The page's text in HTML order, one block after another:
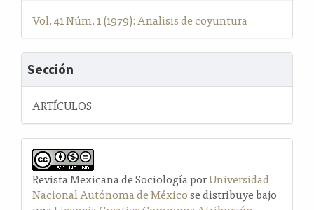
Vol. 41 Núm. 1 (1979): Analisis de coyuntura
Sección
ARTÍCULOS
Revista Mexicana de Sociología porUniversidad
Nacional Autónoma de Méxicose distribuye bajo